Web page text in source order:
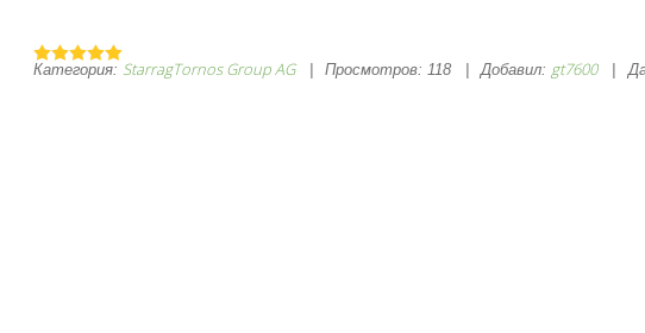
Категория: StarragTornos Group AG | Просмотров: 118 | Добавил: gt7600 |